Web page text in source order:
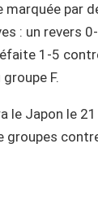
marquée par
: un revers
1-5
F.
le Japon le
groupes